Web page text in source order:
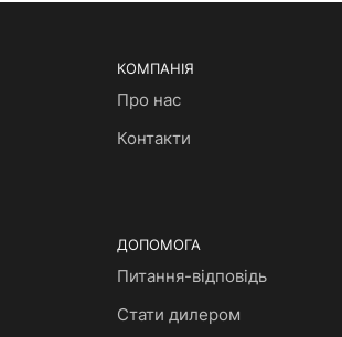
КОМПАНІЯ
Про нас
Контакти
ДОПОМОГА
Питання-відповідь
Стати дилером